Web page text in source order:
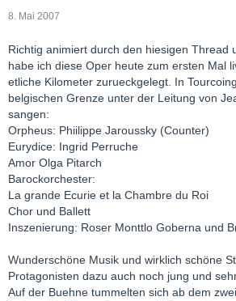
8. Mai 2007
Richtig animiert durch den hiesigen Thread
habe ich diese Oper heute zum ersten Mal
etliche Kilometer zurueckgelegt. In
belgischen Grenze unter der Leitung von
sangen:
Orpheus: Phiilippe Jaroussky (Counter)
Eurydice: Ingrid Perruche
Amor Olga Pitarch
Barockorchester:
La grande Ecurie et la Chambre du Roi
Chor und Ballett
Inszenierung: Roser Monttlo Goberna und
Wunderschöne Musik und wirklich schöne
Protagonisten dazu auch noch jung und
Auf der Buehne tummelten sich ab dem